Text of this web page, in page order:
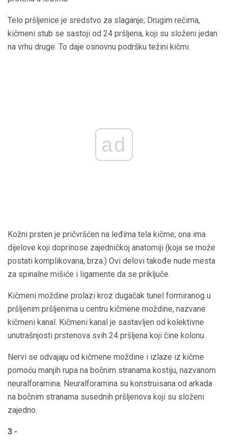
Telo pršljenice je sredstvo za slaganje; Drugim rečima,
kičmeni stub se sastoji od 24 pršljena, koji su složeni jedan
na vrhu druge. To daje osnovnu podršku težini kičmi.
ad
Kožni prsten je pričvršćen na leđima tela kičme; ona ima
dijelove koji doprinose zajedničkoj anatomiji (koja se može
postati komplikovana, brza.) Ovi delovi takođe nude mesta
za spinalne mišiće i ligamente da se priključe.
Kičmeni moždine prolazi kroz dugačak tunel formiranog u
pršljenim pršljenima u centru kičmene moždine, nazvane
kičmeni kanal. Kičmeni kanal je sastavljen od kolektivne
unutrašnjosti prstenova svih 24 pršljena koji čine kolonu.
Nervi se odvajaju od kičmene moždine i izlaze iz kičme
pomoću manjih rupa na bočnim stranama kostiju, nazvanom
neuralforamina. Neuralforamina su konstruisana od arkada
na bočnim stranama susednih pršljenova koji su složeni
zajedno.
3 -